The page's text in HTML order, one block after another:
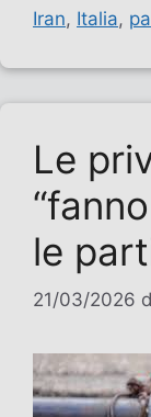
Iran, Italia,
Le
le
21/03/2026